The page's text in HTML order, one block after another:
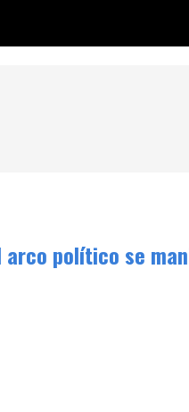
político se